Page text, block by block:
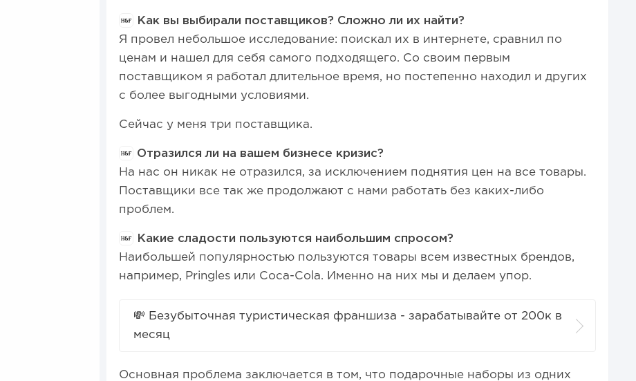
Как вы выбирали поставщиков? Сложно ли их найти?
Я провел небольшое исследование: поискал их в интернете, сравнил по
ценам и нашел для себя самого подходящего. Со своим первым
поставщиком я работал длительное время, но постепенно находил и других
с более выгодными условиями.
Сейчас у меня три поставщика.
Отразился ли на вашем бизнесе кризис?
На нас он никак не отразился, за исключением поднятия цен на все товары.
Поставщики все так же продолжают с нами работать без каких-либо
проблем.
Какие сладости пользуются наибольшим спросом?
Наибольшей популярностью пользуются товары всем известных брендов,
например, Pringles или Coca-Cola. Именно на них мы и делаем упор.
💸 Безубыточная туристическая франшиза - зарабатывайте от 200к в
месяц
Основная проблема заключается в том, что подарочные наборы из одних